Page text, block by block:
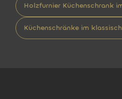
Holzfurnier Küchenschrank
Küchenschränke im